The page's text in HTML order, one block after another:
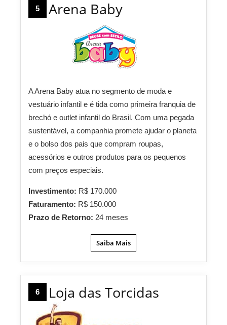
5 Arena Baby
A Arena Baby atua no segmento de moda e
vestuário infantil e é tida como primeira franquia de
brechó e outlet infantil do Brasil. Com uma pegada
sustentável, a companhia promete ajudar o planeta
e o bolso dos pais que compram roupas,
acessórios e outros produtos para os pequenos
com preços especiais.
Investimento: R$ 170.000
Faturamento: R$ 150.000
Prazo de Retorno: 24 meses
Saiba Mais
6 Loja das Torcidas